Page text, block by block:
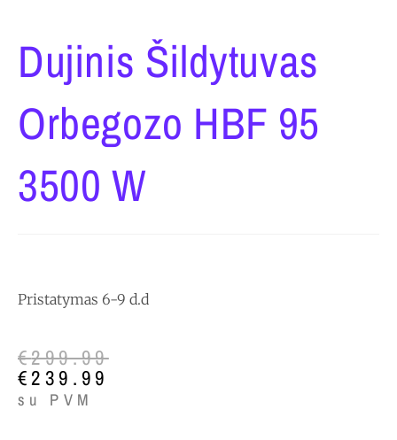
Dujinis Šildytuvas
Orbegozo HBF 95
3500 W
Pristatymas 6-9 d.d
€299.99
€239.99
su PVM